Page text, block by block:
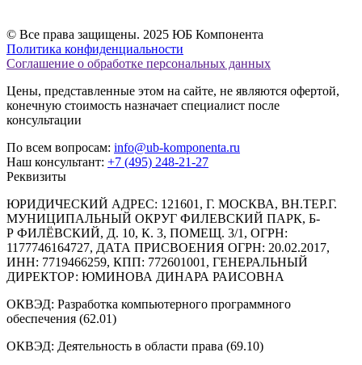
© Все права защищены. 2025 ЮБ Компонента
Политика конфиденциальности
Соглашение о обработке персональных данных
Цены, представленные этом на сайте, не являются офертой,
конечную стоимость назначает специалист после
консультации
По всем вопросам: info@ub-komponenta.ru
Наш консультант: +7 (495) 248-21-27
Реквизиты
ЮРИДИЧЕСКИЙ АДРЕС: 121601, Г. МОСКВА, ВН.ТЕР.Г.
МУНИЦИПАЛЬНЫЙ ОКРУГ ФИЛЕВСКИЙ ПАРК, Б-
Р ФИЛЁВСКИЙ, Д. 10, К. 3, ПОМЕЩ. 3/1, ОГРН:
1177746164727, ДАТА ПРИСВОЕНИЯ ОГРН: 20.02.2017,
ИНН: 7719466259, КПП: 772601001, ГЕНЕРАЛЬНЫЙ
ДИРЕКТОР: ЮМИНОВА ДИНАРА РАИСОВНА
ОКВЭД: Разработка компьютерного программного
обеспечения (62.01)
ОКВЭД: Деятельность в области права (69.10)